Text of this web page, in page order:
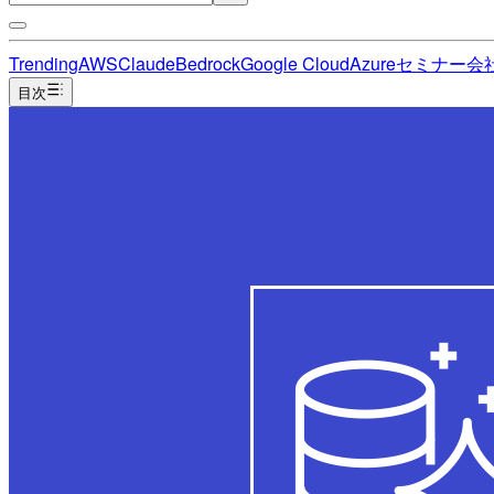
TrendingAWSClaudeBedrockGoogle CloudAzureセミナー会
目次